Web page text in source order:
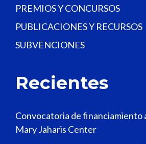
PREMIOS Y CONCURSOS
PUBLICACIONES Y RECURSOS
SUBVENCIONES
Recientes
Convocatoria de financiamiento
Mary Jaharis Center